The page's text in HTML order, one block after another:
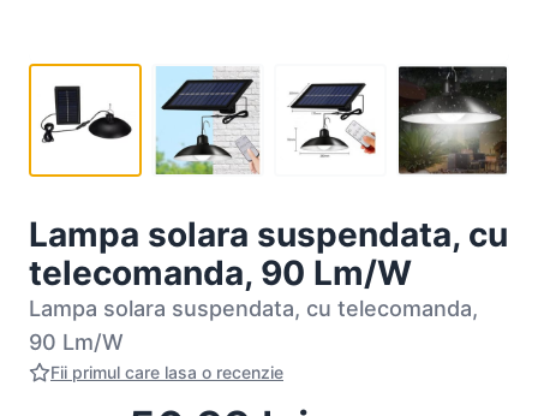
Lampa solara suspendata, cu
telecomanda, 90 Lm/W
Lampa solara suspendata, cu telecomanda,
90 Lm/W
Fii primul care lasa o recenzie